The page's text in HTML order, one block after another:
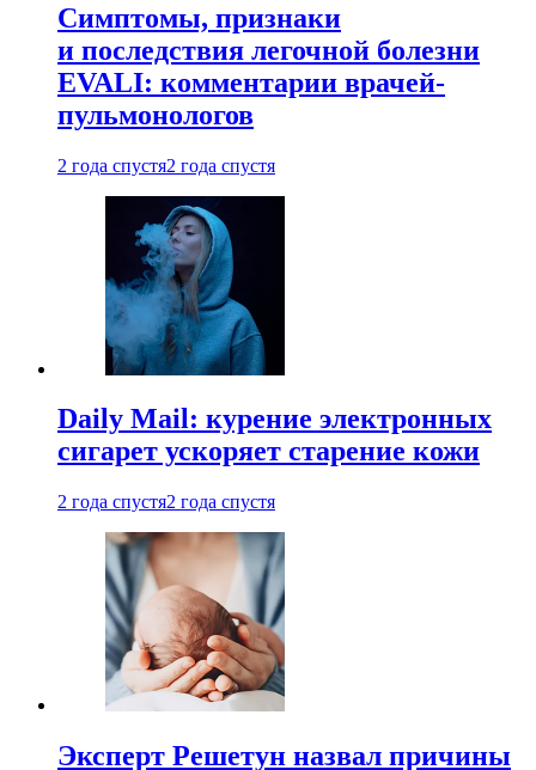
Симптомы, признаки
и последствия легочной болезни
EVALI: комментарии врачей-
пульмонологов
2 года спустя2 года спустя
Daily Mail: курение электронных
сигарет ускоряет старение кожи
2 года спустя2 года спустя
Эксперт Решетун назвал причины